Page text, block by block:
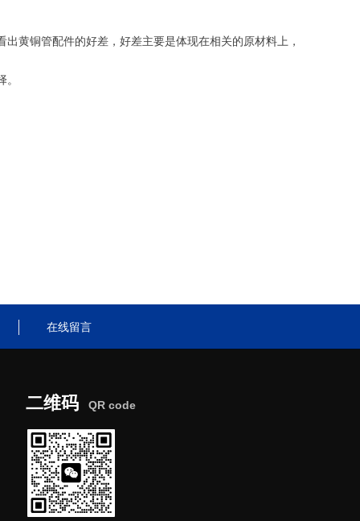
铜管配件的好差，好差主要是体现在相关的原材料上，
在线留言
二维码 QR code